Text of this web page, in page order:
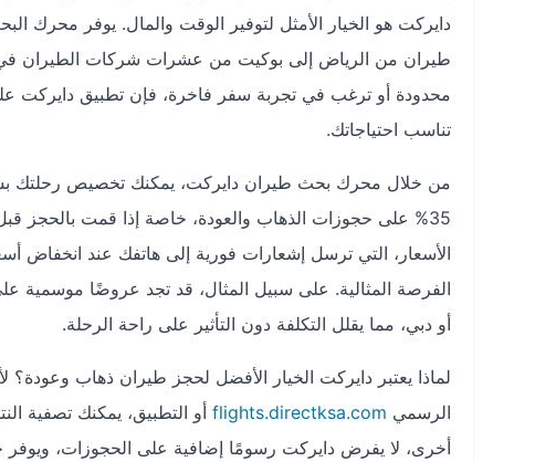
دايركت هو الخيار الأمثل لتوفير الوقت والمال. يوفر محرك
طيران من الرياض إلى بوكيت من عشرات شركات الطيران
تناسب احتياجاتك.
من خلال محرك بحث طيران دايركت، يمكنك تخصيص رحلتك
الأسعار، التي ترسل إشعارات فورية إلى هاتفك عند انخفاض
الفرصة المثالية. على سبيل المثال، قد تجد عروضًا موسمية
أو دبي، مما يقلل التكلفة دون التأثير على راحة الرحلة.
لماذا يعتبر دايركت الخيار الأفضل لحجز طيران ذهاب وعودة؟
الرسمي flights.directksa.com أو التطبيق، يمكنك تصفية
أخرى، لا يفرض دايركت رسومًا إضافية على الحجوزات، ويوفر